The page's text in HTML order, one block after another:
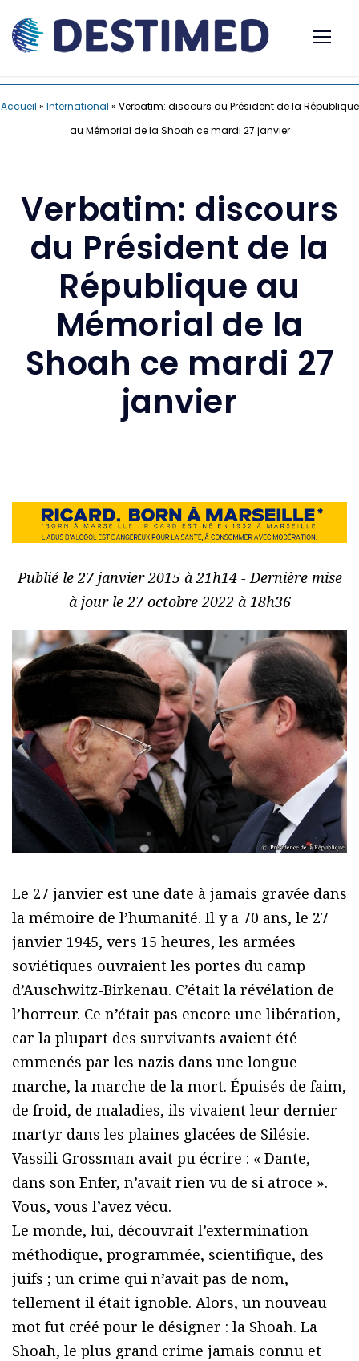
Accueil » International » Verbatim: discours du Président de la République
au Mémorial de la Shoah ce mardi 27 janvier
Verbatim: discours
du Président de la
République au
Mémorial de la
Shoah ce mardi 27
janvier
Publié le 27 janvier 2015 à 21h14 - Dernière mise
à jour le 27 octobre 2022 à 18h36
Le 27 janvier est une date à jamais gravée dans
la mémoire de l’humanité. Il y a 70 ans, le 27
janvier 1945, vers 15 heures, les armées
soviétiques ouvraient les portes du camp
d’Auschwitz-Birkenau. C’était la révélation de
l’horreur. Ce n’était pas encore une libération,
car la plupart des survivants avaient été
emmenés par les nazis dans une longue
marche, la marche de la mort. Épuisés de faim,
de froid, de maladies, ils vivaient leur dernier
martyr dans les plaines glacées de Silésie.
Vassili Grossman avait pu écrire : « Dante,
dans son Enfer, n’avait rien vu de si atroce ».
Vous, vous l’avez vécu.
Le monde, lui, découvrait l’extermination
méthodique, programmée, scientifique, des
juifs ; un crime qui n’avait pas de nom,
tellement il était ignoble. Alors, un nouveau
mot fut créé pour le désigner : la Shoah. La
Shoah, le plus grand crime jamais connu et